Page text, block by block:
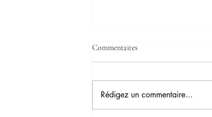
Commentaires
Rédigez un commentaire...